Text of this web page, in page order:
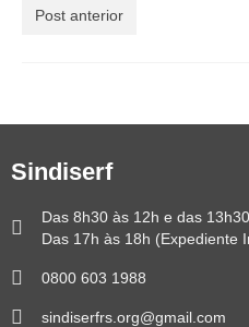
Post anterior
Sindiserf
Das 8h30 às 12h e das
Das 17h às 18h (Expediente
0800 603 1988
sindiserfrs.org@gmail.com